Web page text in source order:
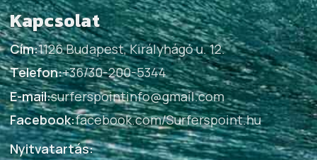
Kapcsolat
Cím:1126 Budapest, Királyhágó u. 12.
Telefon:+36/30-200-5344
E-mail:surferspointinfo@gmail.com
Facebook:facebook.com/Surferspoint.hu
Nyitvatartás: